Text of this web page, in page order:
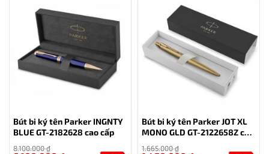
Bút bi ký tên Parker INGNTY
BLUE GT-2182628 cao cấp
8.100.000₫
Bút bi ký tên Parker JOT XL
MONO GLD GT-2122658Z cao
1.665.000₫